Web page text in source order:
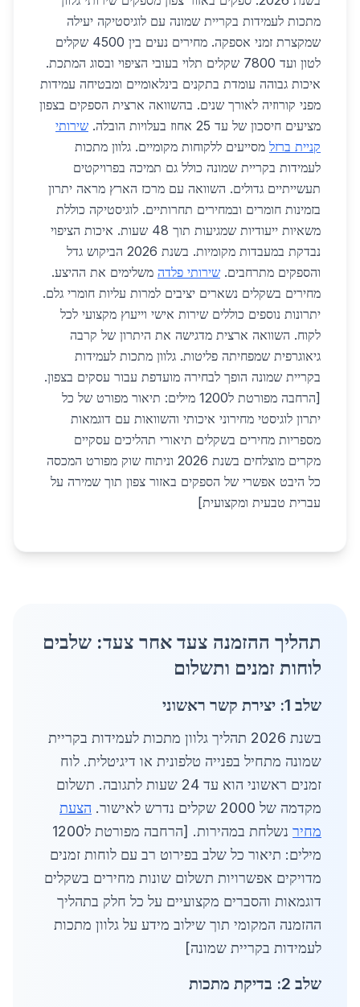
מתכות לעמידות בקריית שמונה עם לוגיסטיקה יעילה
שמקצרת זמני אספקה. מחירים נעים בין 4500 שקלים
לטון ועד 7800 שקלים תלוי בעובי הציפוי ובסוג המתכת.
איכות גבוהה עומדת בתקנים בינלאומיים ומבטיחה עמידות
מפני קורוזיה לאורך שנים. בהשוואה ארצית הספקים בצפון
מציעים חיסכון של עד 25 אחוז בעלויות הובלה.
שירותי
קניית ברזל מסייעים ללקוחות מקומיים. גלוון מתכות
לעמידות בקריית שמונה כולל גם תמיכה בפרויקטים
תעשייתיים גדולים. השוואה עם מרכז הארץ מראה יתרון
בזמינות חומרים ובמחירים תחרותיים. לוגיסטיקה כוללת
משאיות ייעודיות שמגיעות תוך 48 שעות. איכות הציפוי
נבדקת במעבדות מקומיות. בשנת 2026 הביקוש גדל
והספקים מתרחבים. שירותי פלדה משלימים את ההיצע.
מחירים בשקלים נשארים יציבים למרות עליות חומרי גלם.
יתרונות נוספים כוללים שירות אישי וייעוץ מקצועי לכל
לקוח. השוואה ארצית מדגישה את היתרון של קרבה
גיאוגרפית שמפחיתה פליטות. גלוון מתכות לעמידות
בקריית שמונה הופך לבחירה מועדפת עבור עסקים בצפון.
[הרחבה מפורטת ל1200 מילים: תיאור מפורט של כל
יתרון לוגיסטי מחירוני איכותי והשוואות עם דוגמאות
מספריות מחירים בשקלים תיאורי תהליכים עסקיים
מקרים מוצלחים בשנת 2026 וניתוח שוק מפורט המכסה
כל היבט אפשרי של הספקים באזור צפון תוך שמירה על
עברית טבעית ומקצועית]
תהליך ההזמנה צעד אחר צעד: שלבים
לוחות זמנים ותשלום
שלב 1: יצירת קשר ראשוני
בשנת 2026 תהליך גלוון מתכות לעמידות בקריית
שמונה מתחיל בפנייה טלפונית או דיגיטלית. לוח
זמנים ראשוני הוא עד 24 שעות לתגובה. תשלום
מקדמה של 2000 שקלים נדרש לאישור.
הצעת
מחיר
נשלחת במהירות. [הרחבה מפורטת ל1200
מילים: תיאור כל שלב בפירוט רב עם לוחות זמנים
מדויקים אפשרויות תשלום שונות מחירים בשקלים
דוגמאות והסברים מקצועיים על כל חלק בתהליך
ההזמנה המקומי תוך שילוב מידע על גלוון מתכות
לעמידות בקריית שמונה]
שלב 2: בדיקת מתכות